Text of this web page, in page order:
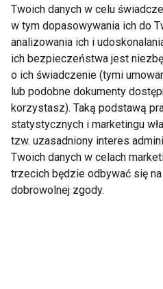
Nie przegap
świata FIT!
Zapisz się do naszego
Wyrażam zgodę na
handlowej drogą elektroniczną
przez FIT.PL. Więcej informacji
Prywatności.
Twoich danych w celu
w tym dopasowywania ich do
analizowania ich i
ich bezpieczeństwa jest
o ich świadczenie (tymi
lub podobne dokumenty
korzystasz). Taką podstawą
statystycznych i marketingu
tzw. uzasadniony interes
Twoich danych w celach
trzecich będzie odbywać się
dobrowolnej zgody.